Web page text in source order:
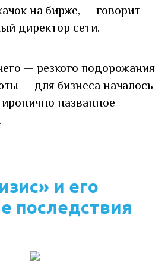
на бирже, — говорит
директор сети.
— резкого подорожания
— для бизнеса началось
названное
и его
последствия